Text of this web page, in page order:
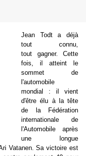
Jean Todt a déjà
tout connu,
tout gagner. Cette
fois, il atteint le
sommet de
l'automobile
mondial : il vient
d'être élu à la tête
de la Fédération
internationale de
l'Automobile après
une longue
Vatanen. Sa victoire est